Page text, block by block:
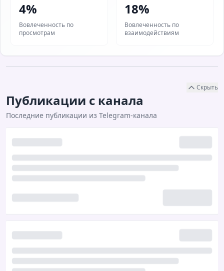
4%
Вовлеченность по
просмотрам
18%
Вовлеченность по
взаимодействиям
Скрыть
Публикации с канала
Последние публикации из Telegram-канала